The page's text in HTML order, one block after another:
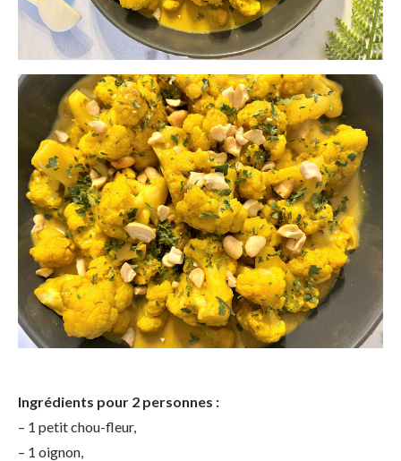
Ingrédients pour 2 personnes :
– 1 petit chou-fleur,
– 1 oignon,